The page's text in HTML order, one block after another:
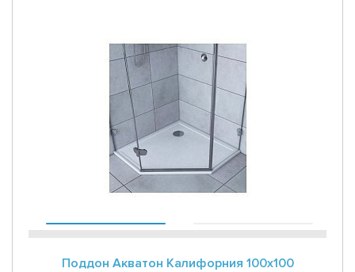
Поддон Акватон Калифорния 100х100